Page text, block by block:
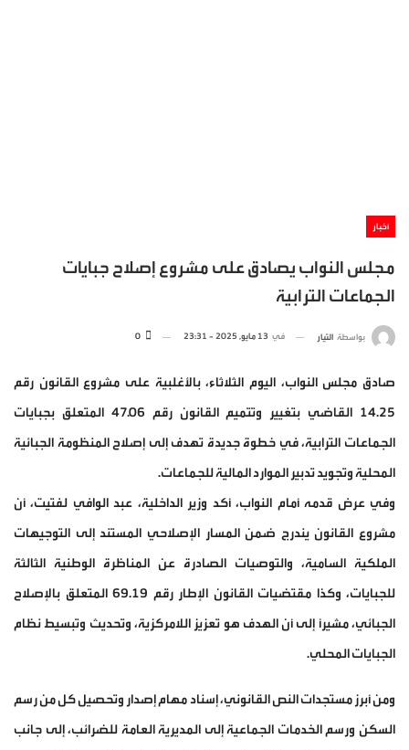
أخبار
مجلس النواب يصادق على مشروع إصلاح جبايات
الجماعات الترابية
بواسطة التيار في 13 مايو, 2025 - 23:31
صادق مجلس النواب، اليوم الثلاثاء، بالأغلبية على مشروع القانون رقم
14.25 القاضي بتغيير وتتميم القانون رقم 47.06 المتعلق بجبايات
الجماعات الترابية، في خطوة جديدة تهدف إلى إصلاح المنظومة الجبائية
المحلية وتجويد تدبير الموارد المالية للجماعات.
وفي عرض قدمه أمام النواب، أكد وزير الداخلية، عبد الوافي لفتيت، أن
مشروع القانون يندرج ضمن المسار الإصلاحي المستند إلى التوجيهات
الملكية السامية، والتوصيات الصادرة عن المناظرة الوطنية الثالثة
للجبايات، وكذا مقتضيات القانون الإطار رقم 69.19 المتعلق بالإصلاح
الجبائي، مشيرًا إلى أن الهدف هو تعزيز اللامركزية، وتحديث وتبسيط نظام
الجبايات المحلي.
ومن أبرز مستجدات النص القانوني، إسناد مهام إصدار وتحصيل كل من رسم
السكن ورسم الخدمات الجماعية إلى المديرية العامة للضرائب، إلى جانب